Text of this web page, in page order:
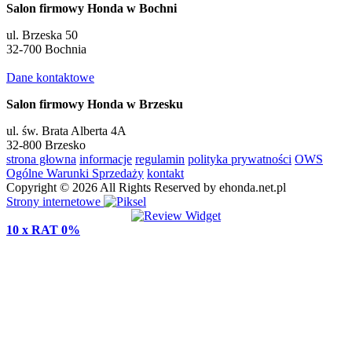
Salon firmowy Honda w Bochni
ul. Brzeska 50
32-700 Bochnia
Dane kontaktowe
Salon firmowy Honda w Brzesku
ul. św. Brata Alberta 4A
32-800 Brzesko
strona głowna informacje regulamin polityka prywatności OWS
Ogólne Warunki Sprzedaży kontakt
Copyright © 2026 All Rights Reserved by ehonda.net.pl
Strony internetowe
10 x RAT 0%